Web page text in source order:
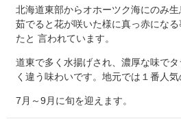
北海道東部からオホーツク海にのみ生
茹でると花が咲いた様に真っ赤にな
たと 言われています。
道東で多く水揚げされ、濃厚な味で
く違う味わいです。地元では１番人気
7月～9月に旬を迎えます。